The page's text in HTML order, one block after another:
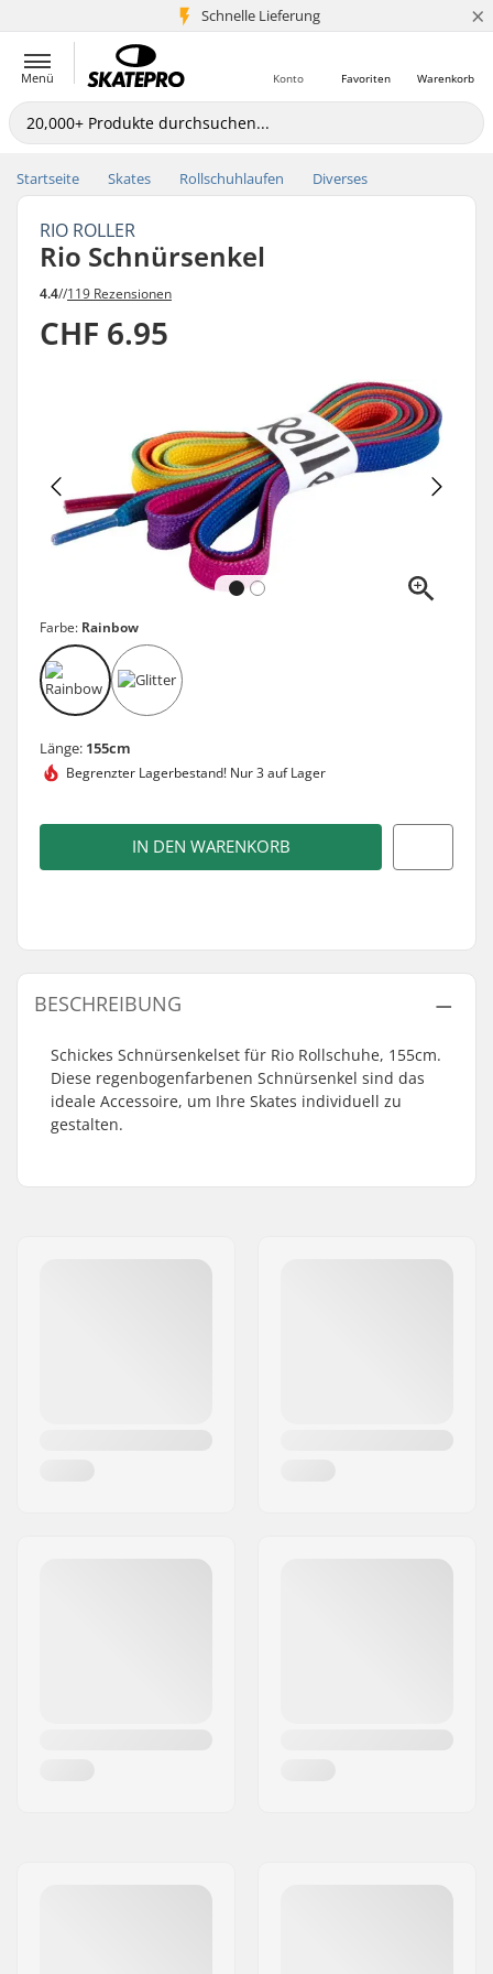
Schnelle Lieferung
5+ Mio. Kunden ×
Menü Warenkorb
Favoriten
Konto
Startseite Skates Rollschuhlaufen Diverses
RIO ROLLER
Rio Schnürsenkel
4.4//119 Rezensionen
CHF 6.95
Farbe: Rainbow
Länge: 155cm
Begrenzter Lagerbestand! Nur 3 auf Lager
IN DEN WARENKORB
BESCHREIBUNG
Schickes Schnürsenkelset für Rio Rollschuhe, 155cm.
Diese regenbogenfarbenen Schnürsenkel sind das
ideale Accessoire, um Ihre Skates individuell zu
gestalten.